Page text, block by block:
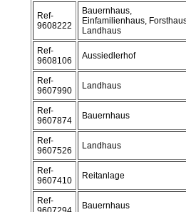
Ref-
9608222
Bauernhaus,
Einfamilienhaus,
Landhaus
Ref-
9608106
Aussiedlerhof
Ref-
9607990
Landhaus
Ref-
9607874
Bauernhaus
Ref-
9607526
Landhaus
Ref-
9607410
Reitanlage
Ref-
Bauernhaus